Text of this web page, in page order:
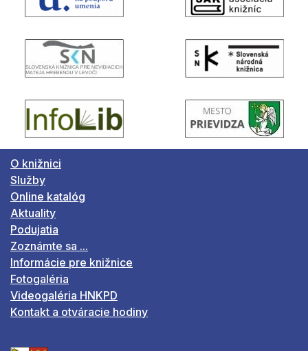
O knižnici
Služby
Online katalóg
Aktuality
Podujatia
Zoznámte sa ...
Informácie pre knižnice
Fotogaléria
Videogaléria HNKPD
Kontakt a otváracie hodiny